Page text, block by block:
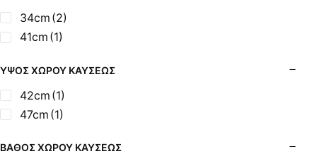
34cm (2)
41cm (1)
ΎΨΟΣ ΧΏΡΟΥ ΚΑΎΣΕΩΣ
42cm (1)
47cm (1)
ΒΆΘΟΣ ΧΏΡΟΥ ΚΑΎΣΕΩΣ